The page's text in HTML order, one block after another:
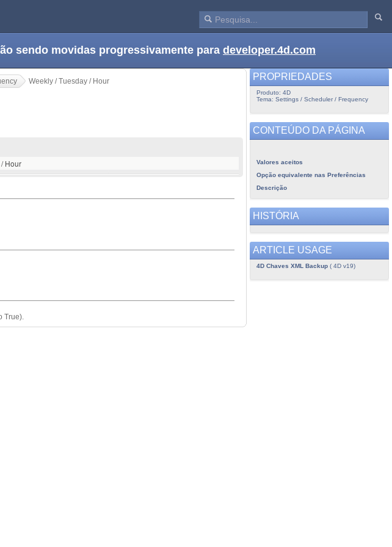
sendo movidas progressivamente para developer.4d.com
Weekly / Tuesday / Hour
Hour
True).
PROPRIEDADES
Produto: 4D
Tema: Settings / Scheduler / Frequency
CONTEÚDO DA PÁGINA
Valores aceitos
Opção equivalente nas Preferências
Descrição
HISTÓRIA
ARTICLE USAGE
4D Chaves XML Backup( 4D v19)